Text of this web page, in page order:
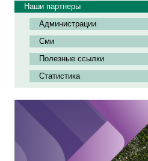
Наши партнеры
Администрации
Сми
Полезные ссылки
Статистика